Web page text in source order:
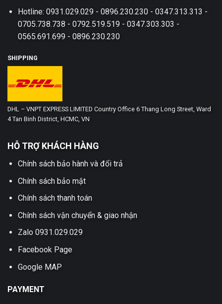
Hotline: 0931.029.029 - 0896.230.230 - 0347.313.313 -
0705.738.738 - 0792.519.519 - 0347.303.303 -
0565.691.699 - 0896.230.230
SHIPPING
DHL – VNPT EXPRESS LIMITED Country Office 6 Thang Long Street, Ward
4 Tan Binh District, HCMC, VN
HỖ TRỢ KHÁCH HÀNG
Chính sách bảo hành và đổi trả
Chính sách bảo mật
Chính sách thanh toán
Chính sách vận chuyển & giao nhận
Zalo 0931.029.029
Facebook Page
Google MAP
PAYMENT